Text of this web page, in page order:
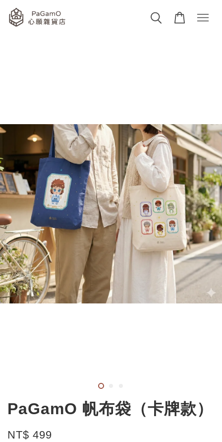
PaGamO 帆布袋（卡牌款）
NT$ 499